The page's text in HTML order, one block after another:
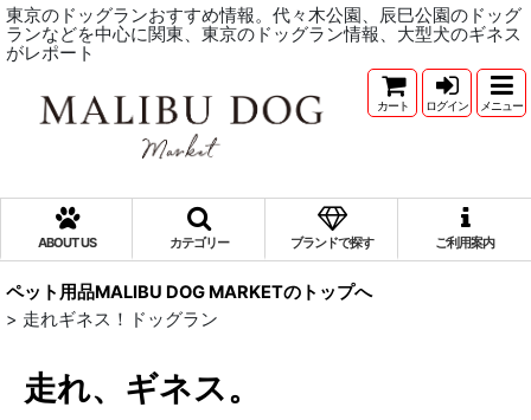
東京のドッグランおすすめ情報。代々木公園、辰巳公園のドッグ
ランなどを中心に関東、東京のドッグラン情報、大型犬のギネス
がレポート
カート ログイン メニュー
ABOUT US カテゴリー ブランドで探す ご利用案内
ペット用品MALIBU DOG MARKETのトップへ
> 走れギネス！ドッグラン
走れ、ギネス。